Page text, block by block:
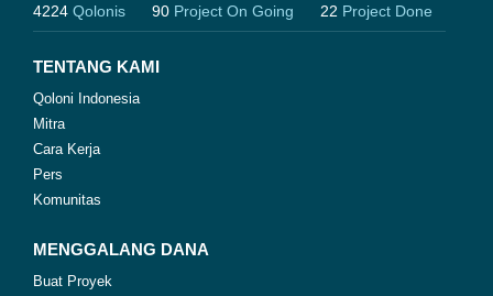
4224 Qolonis 90 Project On Going 22 Project Done
TENTANG KAMI
Qoloni Indonesia
Mitra
Cara Kerja
Pers
Komunitas
MENGGALANG DANA
Buat Proyek